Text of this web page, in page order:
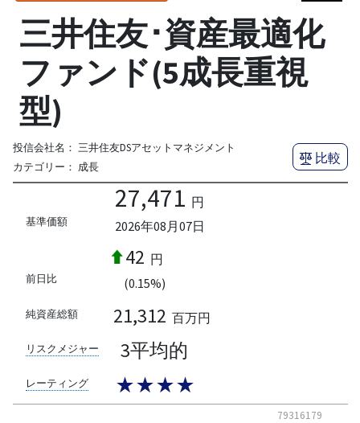
三井住友･資産最適化
ファンド(5成長重視
型)
投信会社名： 三井住友DSアセットマネジメント
カテゴリー： 成長
比較
基準価額
27,471 円
2026年08月07日
前日比
42 円
(0.15%)
純資産総額 21,312 百万円
リスクメジャー 3平均的
レーティング ★★★★
79316179